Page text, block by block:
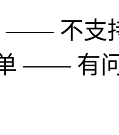
—— 不支
—— 有